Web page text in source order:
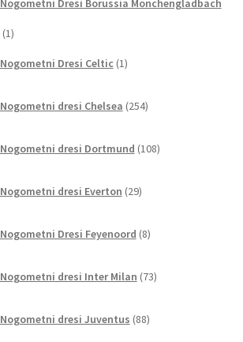
Nogometni Dresi Borussia Monchengladbach
11
Nogometni Dresi Celtic 1izdelek
Nogometni dresi Chelsea 254izdelkov
Nogometni dresi Dortmund 108izdelkov
Nogometni dresi Everton 29izdelkov
Nogometni Dresi Feyenoord 8izdelkov
Nogometni dresi Inter Milan 73izdelkov
Nogometni dresi Juventus 88izdelkov